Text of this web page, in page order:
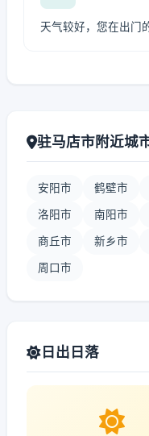
天气较好，您在出门
驻马店市附近城
安阳市 鹤壁市
洛阳市 南阳市
商丘市 新乡市
周口市
日出日落